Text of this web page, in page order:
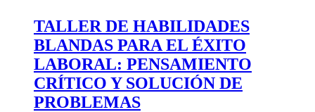
TALLER DE HABILIDADES
BLANDAS PARA EL ÉXITO
LABORAL: PENSAMIENTO
CRÍTICO Y SOLUCIÓN DE
PROBLEMAS